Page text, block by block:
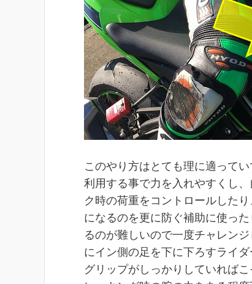
このやり方はとても理に適って
利用する事で力を入れやすくし
ク時の荷重をコントロールした
になるのを更に防ぐ補助に使っ
るのが難しいので一度チャレン
にイン側の足を下に下ろすライ
グリップがしっかりしていれば